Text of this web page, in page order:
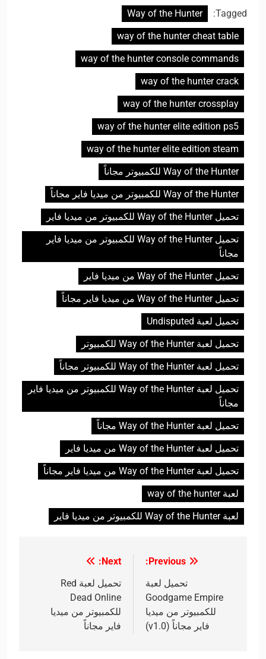
Tagged:
Way of the Hunter
way of the hunter cheat table
way of the hunter console commands
way of the hunter crack
way of the hunter crossplay
way of the hunter elite edition ps5
way of the hunter elite edition steam
Way of the Hunter للكمبيوتر مجاناً
Way of the Hunter للكمبيوتر من ميديا فاير مجاناً
تحميل Way of the Hunter للكمبيوتر من ميديا فاير
تحميل Way of the Hunter للكمبيوتر من ميديا فاير
مجاناً
تحميل Way of the Hunter من ميديا فاير
تحميل Way of the Hunter من ميديا فاير مجاناً
تحميل لعبة Undisputed
تحميل لعبة Way of the Hunter للكمبيوتر
تحميل لعبة Way of the Hunter للكمبيوتر مجاناً
تحميل لعبة Way of the Hunter للكمبيوتر من ميديا فاير
مجاناً
تحميل لعبة Way of the Hunter مجاناً
تحميل لعبة Way of the Hunter من ميديا فاير
تحميل لعبة Way of the Hunter من ميديا فاير مجاناً
لعبة way of the hunter
لعبة Way of the Hunter للكمبيوتر من ميديا فاير
المقالات
Previous:
تحميل لعبة
Goodgame Empire
للكمبيوتر من ميديا
فاير مجاناً (v1.0)
Next:
تحميل لعبة Red
Dead Online
للكمبيوتر من ميديا
فاير مجاناً